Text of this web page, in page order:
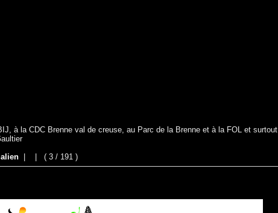
à la CDC Brenne val de creuse, au Parc de la Brenne et à la FOL et surtout
( 3 / 191 )